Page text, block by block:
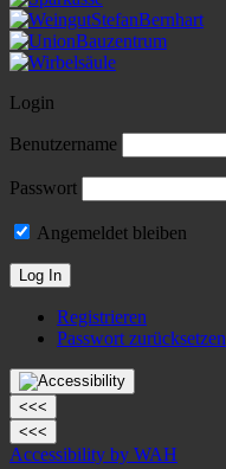
Login
Benutzername
Passwort
Angemeldet bleiben
Registrieren
Passwort zurücksetzen
<<<
<<<
Accessibility by WAH